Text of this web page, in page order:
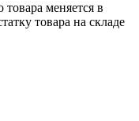
товара меняется в
товара на складе